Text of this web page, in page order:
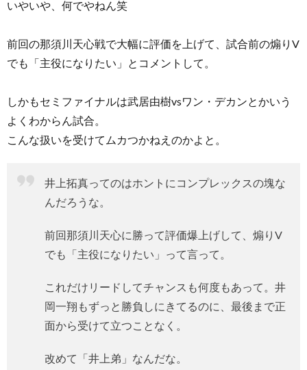
いやいや、何でやねん笑
前回の那須川天心戦で大幅に評価を上げて、試合前の煽りV
でも「主役になりたい」とコメントして。
しかもセミファイナルは武居由樹vsワン・デカンとかいう
よくわからん試合。
こんな扱いを受けてムカつかねえのかよと。
井上拓真ってのはホントにコンプレックスの塊な
んだろうな。
前回那須川天心に勝って評価爆上げして、煽りV
でも「主役になりたい」って言って。
これだけリードしてチャンスも何度もあって。井
岡一翔もずっと勝負しにきてるのに、最後まで正
面から受けて立つことなく。
改めて「井上弟」なんだな。